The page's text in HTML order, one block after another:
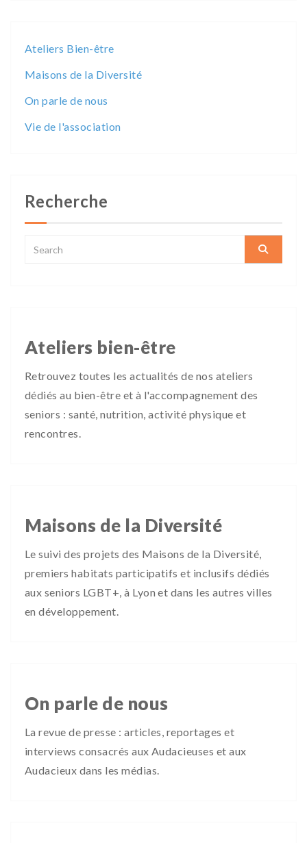
Ateliers Bien-être
Maisons de la Diversité
On parle de nous
Vie de l'association
Recherche
Ateliers bien-être
Retrouvez toutes les actualités de nos ateliers
dédiés au bien-être et à l'accompagnement des
seniors : santé, nutrition, activité physique et
rencontres.
Maisons de la Diversité
Le suivi des projets des Maisons de la Diversité,
premiers habitats participatifs et inclusifs dédiés
aux seniors LGBT+, à Lyon et dans les autres villes
en développement.
On parle de nous
La revue de presse : articles, reportages et
interviews consacrés aux Audacieuses et aux
Audacieux dans les médias.